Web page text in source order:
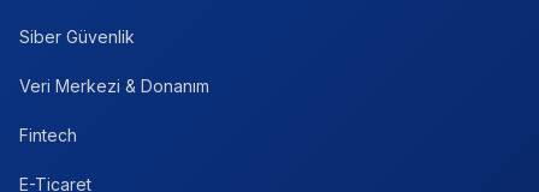
Siber Güvenlik
Veri Merkezi & Donanım
Fintech
E-Ticaret